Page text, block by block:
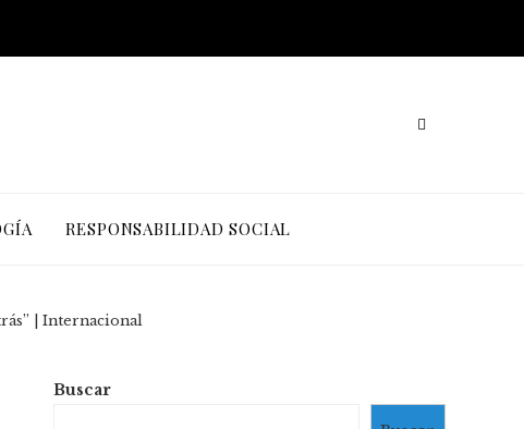
RESPONSABILIDAD SOCIAL
| Internacional
Buscar